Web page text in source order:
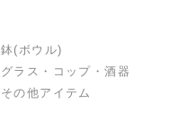
鉢(ボウル)
グラス・コップ・酒器
その他アイテム